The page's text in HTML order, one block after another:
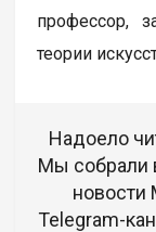
профессор,
теории
Надоело
Мы собрали
новости
Telegram-